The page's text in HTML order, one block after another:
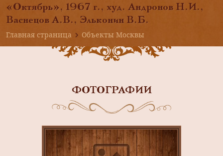
«Октябрь», 1967 г., худ. Андронов Н.И.,
Васнецов А.В., Эльконин В.Б.
Главная страница
Объекты Москвы
ФОТОГРАФИИ